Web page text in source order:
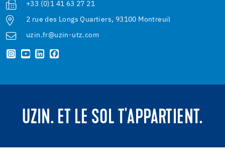
+33 (0)1 41 63 27 21
2 rue des Longs Quartiers, 93100 Montreuil
uzin.fr@uzin-utz.com
UZIN. ET LE SOL T'APPARTIENT.